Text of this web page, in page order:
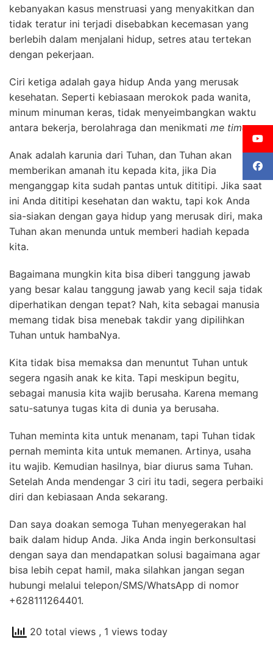
kebanyakan kasus menstruasi yang menyakitkan dan
tidak teratur ini terjadi disebabkan kecemasan yang
berlebih dalam menjalani hidup, setres atau tertekan
dengan pekerjaan.
Ciri ketiga adalah gaya hidup Anda yang merusak
kesehatan. Seperti kebiasaan merokok pada wanita,
minum minuman keras, tidak menyeimbangkan waktu
antara bekerja, berolahraga dan menikmati me time.
Anak adalah karunia dari Tuhan, dan Tuhan akan
memberikan amanah itu kepada kita, jika Dia
menganggap kita sudah pantas untuk dititipi. Jika saat
ini Anda dititipi kesehatan dan waktu, tapi kok Anda
sia-siakan dengan gaya hidup yang merusak diri, maka
Tuhan akan menunda untuk memberi hadiah kepada
kita.
Bagaimana mungkin kita bisa diberi tanggung jawab
yang besar kalau tanggung jawab yang kecil saja tidak
diperhatikan dengan tepat? Nah, kita sebagai manusia
memang tidak bisa menebak takdir yang dipilihkan
Tuhan untuk hambaNya.
Kita tidak bisa memaksa dan menuntut Tuhan untuk
segera ngasih anak ke kita. Tapi meskipun begitu,
sebagai manusia kita wajib berusaha. Karena memang
satu-satunya tugas kita di dunia ya berusaha.
Tuhan meminta kita untuk menanam, tapi Tuhan tidak
pernah meminta kita untuk memanen. Artinya, usaha
itu wajib. Kemudian hasilnya, biar diurus sama Tuhan.
Setelah Anda mendengar 3 ciri itu tadi, segera perbaiki
diri dan kebiasaan Anda sekarang.
Dan saya doakan semoga Tuhan menyegerakan hal
baik dalam hidup Anda. Jika Anda ingin berkonsultasi
dengan saya dan mendapatkan solusi bagaimana agar
bisa lebih cepat hamil, maka silahkan jangan segan
hubungi melalui telepon/SMS/WhatsApp di nomor
+628111264401.
20 total views , 1 views today